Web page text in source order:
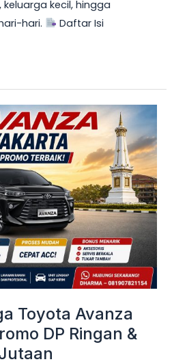
kecil, hingga
hari.
Daftar Isi
Toyota Avanza
DP Ringan &